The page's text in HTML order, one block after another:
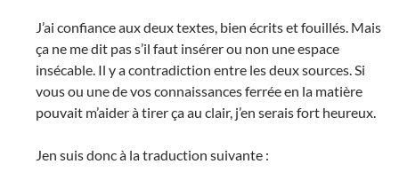
J’ai confiance aux deux textes, bien écrits et fouillés. Mais
ça ne me dit pas s’il faut insérer ou non une espace
insécable. Il y a contradiction entre les deux sources. Si
vous ou une de vos connaissances ferrée en la matière
pouvait m’aider à tirer ça au clair, j’en serais fort heureux.
Jen suis donc à la traduction suivante :